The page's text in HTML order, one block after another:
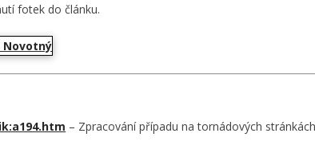
fotek do článku.
– Zpracování případu na tornádových